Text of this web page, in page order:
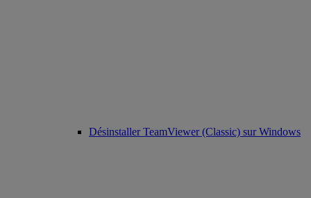
Désinstaller TeamViewer (Classic) sur Windows